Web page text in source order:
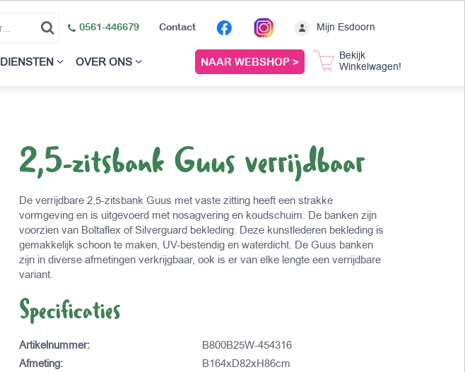
0561-446679 Contact Mijn Esdoorn
DIENSTEN OVER ONS NAAR WEBSHOP >
Bekijk
Winkelwagen!
2,5-zitsbank Guus verrijdbaar
De verrijdbare 2,5-zitsbank Guus met vaste zitting heeft een strakke
vormgeving en is uitgevoerd met nosagvering en koudschuim. De banken zijn
voorzien van Boltaflex of Silverguard bekleding. Deze kunstlederen bekleding is
gemakkelijk schoon te maken, UV-bestendig en waterdicht. De Guus banken
zijn in diverse afmetingen verkrijgbaar, ook is er van elke lengte een verrijdbare
variant.
Specificaties
Artikelnummer:
B800B25W-454316
Afmeting:
B164xD82xH86cm